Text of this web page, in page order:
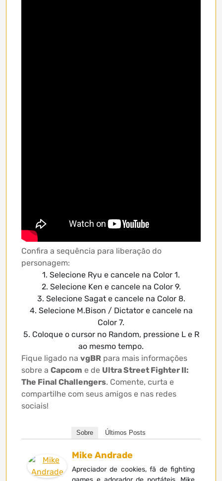
Confira a sequência para liberação do
personagem:
1. Selecione Ryu e cancele na Color 1.
2. Selecione Ken e cancele na Color 9.
3. Selecione Sagat e cancele na Color 8.
4. Selecione M.Bison / Dictator e cancele na
Color 7.
5. Coloque o cursor no Random, pressione L e R
ao mesmo tempo.
Fique ligado na vgBR para mais informações
sobre a Capcom e de Ultra Street Fighter II:
The Final Challengers. Comente, curta e
compartilhe com seus amigos e nas redes
sociais!
Sobre Últimos Posts
Mike Andrade
Apreciador de cookies, fã de fighting